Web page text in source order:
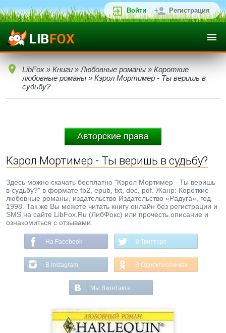
Войти Регистрация
LibFox » Книги » Любовные романы » Короткие
любовные романы » Кэрол Мортимер - Ты веришь в
судьбу?
Авторские права
Кэрол Мортимер - Ты веришь в судьбу?
Здесь можно скачать бесплатно "Кэрол Мортимер - Ты веришь
в судьбу?" в формате fb2, epub, txt, doc, pdf. Жанр: Короткие
любовные романы, издательство Издательство «Радуга», год
1998. Так же Вы можете читать книгу онлайн без регистрации и
SMS на сайте LibFox.Ru (ЛибФокс) или прочесть описание и
ознакомиться с отзывами.
На Facebook В Твиттере
В Instagram В Одноклассниках
Мы Вконтакте